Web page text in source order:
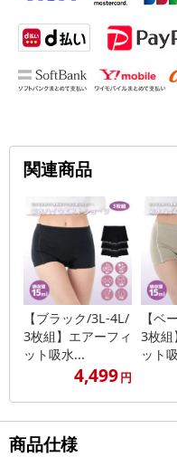
関連商品
【ブラック/3L-4L/
3枚組】エアーフィ
ット吸水...
4,499円
【ベ
3枚組
ット
商品仕様